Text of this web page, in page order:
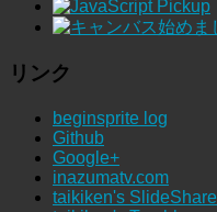
リンク
beginsprite log
Github
Google+
inazumatv.com
taikiken's SlideShare